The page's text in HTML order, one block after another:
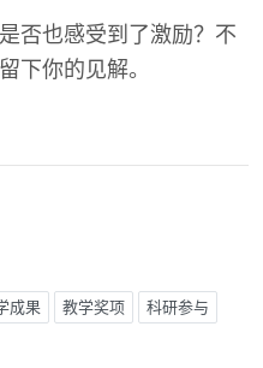
否也感受到了激励？不
下你的见解。
成果 教学奖项 科研参与